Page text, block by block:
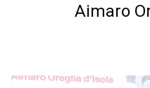
Aimaro